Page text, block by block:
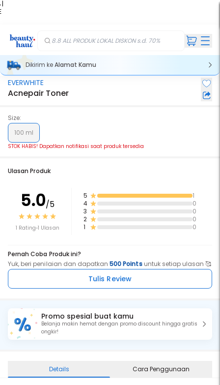
|
8.8 ALL PRODUK LOKAL DISKON s.d. 70%
Dikirim keAlamat Kamu
Stok Habis
EVERWHITE
Acnepair Toner
Size:
100 ml
STOK HABIS! Dapatkan notifikasi saat produk tersedia
Ulasan Produk
5.0/5
1 Rating 1 Ulasan
5
1
4
0
3
0
2
0
1
0
Pernah Coba Produk ini?
Yuk, beri penilaian dan dapatkan500 Pointsuntuk setiap ulasan 🥰
Tulis Review
Promo spesial buat kamu
Belanja makin hemat dengan promo discount hingga gratis
ongkir!
Details Cara Penggunaan